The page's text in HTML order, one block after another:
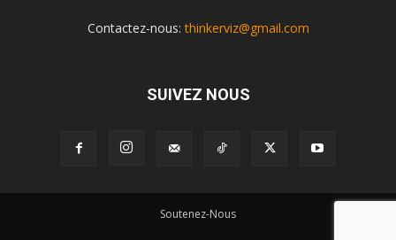
Contactez-nous:thinkerviz@gmail.com
SUIVEZ NOUS
Soutenez-Nous